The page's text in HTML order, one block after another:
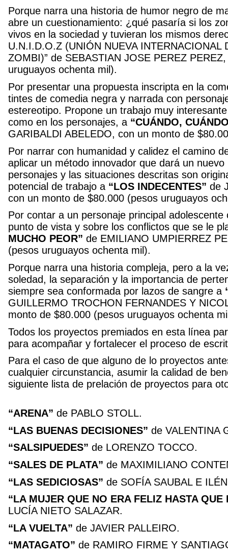
Porque narra una historia de humor negro de
abre un cuestionamiento: ¿qué pasaría si los
vivos en la sociedad y tuvieran los mismos
U.N.I.D.O.Z (UNIÓN NUEVA INTERNACIONAL
ZOMBI)” de SEBASTIAN JOSE PEREZ
uruguayos ochenta mil).
Por presentar una propuesta inscripta en la
tintes de comedia negra y narrada con
estereotipo. Propone un trabajo muy
como en los personajes, a “CUÁNDO,
GARIBALDI ABELEDO, con un monto de
Por narrar con humanidad y calidez el camino
aplicar un método innovador que dará un
personajes y las situaciones descritas son
potencial de trabajo a “LOS INDECENTES” de
con un monto de $80.000 (pesos uruguayos
Por contar a un personaje principal
punto de vista y sobre los conflictos que se le
MUCHO PEOR” de EMILIANO UMPIERREZ
(pesos uruguayos ochenta mil).
Porque narra una historia compleja, pero a la
soledad, la separación y la importancia de
siempre sea conformada por lazos de sangre a
GUILLERMO TROCHON FERNANDES Y
monto de $80.000 (pesos uruguayos ochenta
Todos los proyectos premiados en esta línea
para acompañar y fortalecer el proceso de
Para el caso de que alguno de lo proyectos
cualquier circunstancia, asumir la calidad de
siguiente lista de prelación de proyectos para
“ARENA” de PABLO STOLL.
“LAS BUENAS DECISIONES” de VALENTINA
“SALSIPUEDES” de LORENZO TOCCO.
“SALES DE PLATA” de MAXIMILIANO
“LAS SEDICIOSAS” de SOFÍA SAUBAL E
“LA MUJER QUE NO ERA FELIZ HASTA QUE
LUCÍA NIETO SALAZAR.
“LA VUELTA” de JAVIER PALLEIRO.
“MATAGATO” de RAMIRO FIRME Y